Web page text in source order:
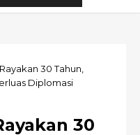
30 Tahun,
Diplomasi
30